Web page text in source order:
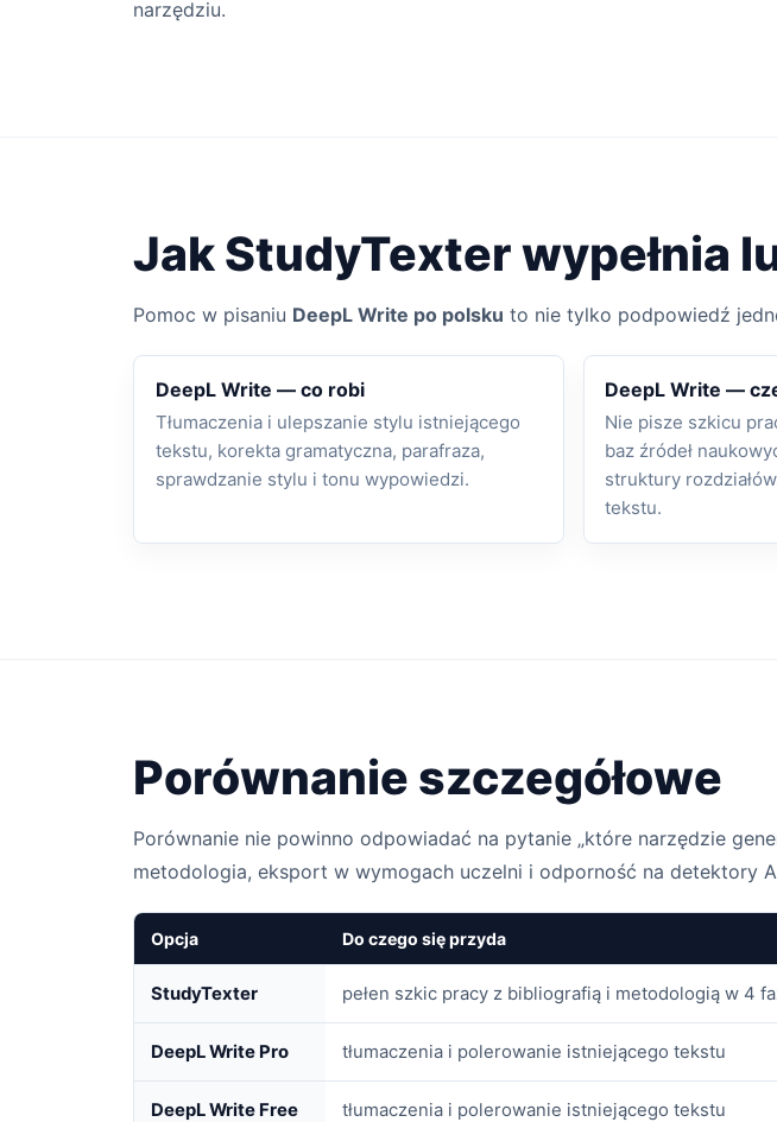
narzędziu.
Jak StudyTexter wypełnia
Pomoc w pisaniu DeepL Write po polsku to nie tylko podpowiedź
DeepL Write — co robi
Tłumaczenia i ulepszanie stylu istniejącego
tekstu, korekta gramatyczna, parafraza,
sprawdzanie stylu i tonu wypowiedzi.
DeepL Write —
Nie pisze szkicu
baz źródeł
struktury
tekstu.
Porównanie szczegółowe
Porównanie nie powinno odpowiadać na pytanie „które narzędzie
metodologia, eksport w wymogach uczelni i odporność na detektory
Opcja Do czego się przyda
StudyTexter pełen szkic pracy z bibliografią i metodologią w 4
DeepL Write Pro tłumaczenia i polerowanie istniejącego tekstu
DeepL Write Free tłumaczenia i polerowanie istniejącego tekstu